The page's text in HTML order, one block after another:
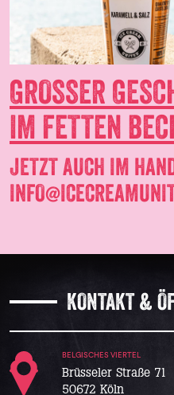
GROSSER
IM FETTEN
JETZT AUCH IM
KONTAKT &
BELGISCHES VIERTEL
Brüsseler Straße 71
50672 Köln